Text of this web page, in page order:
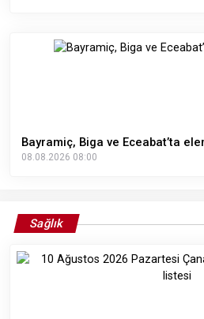
Bayramiç, Biga ve Eceabat’ta
08.08.2026 08:00
Sağlık